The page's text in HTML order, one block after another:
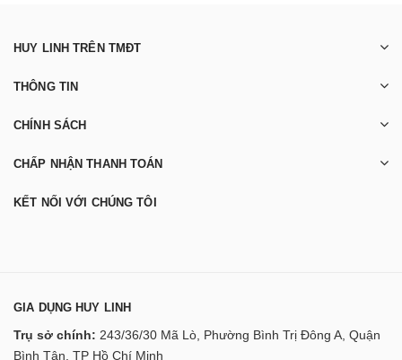
HUY LINH TRÊN TMĐT
THÔNG TIN
CHÍNH SÁCH
CHẤP NHẬN THANH TOÁN
KẾT NỐI VỚI CHÚNG TÔI
GIA DỤNG HUY LINH
Trụ sở chính: 243/36/30 Mã Lò, Phường Bình Trị Đông A, Quận
Bình Tân, TP Hồ Chí Minh